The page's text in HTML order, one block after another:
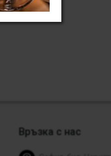
Връзка с нас